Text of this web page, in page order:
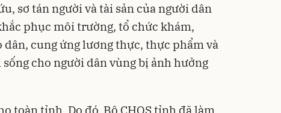
sơ tán người và tài sản của người dân
phục môi trường, tổ chức khám,
cung ứng lương thực, thực phẩm và
cho người dân vùng bị ảnh hưởng
toàn tỉnh. Do đó, Bộ CHQS tỉnh đã làm